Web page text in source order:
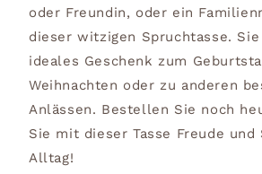
oder Freundin, oder ein
dieser witzigen Spruchtasse.
ideales Geschenk zum
Weihnachten oder zu anderen
Anlässen. Bestellen Sie noch
Sie mit dieser Tasse Freude und
Alltag!